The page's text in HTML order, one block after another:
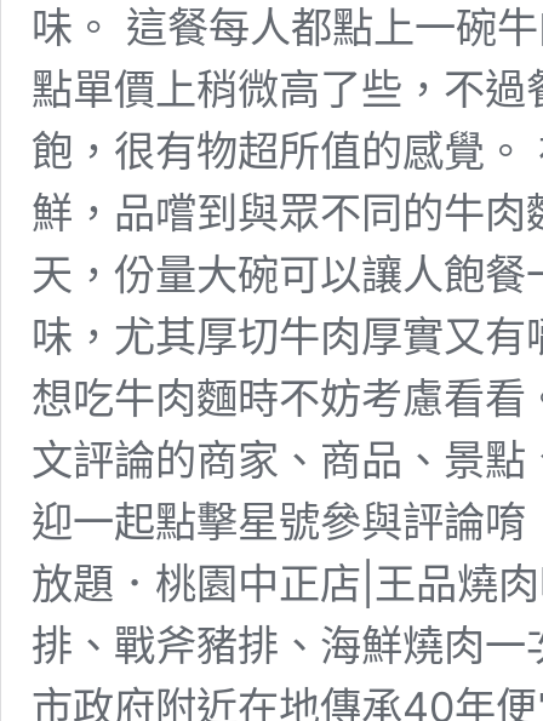
味。 這餐每人都點上一碗
點單價上稍微高了些，不
飽，很有物超所值的感覺
鮮，品嚐到與眾不同的牛
天，份量大碗可以讓人飽
味，尤其厚切牛肉厚實又
想吃牛肉麵時不妨考慮看
文評論的商家、商品、景
迎一起點擊星號參與評論
放題．桃園中正店|王品燒
排、戰斧豬排、海鮮燒肉
市政府附近在地傳承40年